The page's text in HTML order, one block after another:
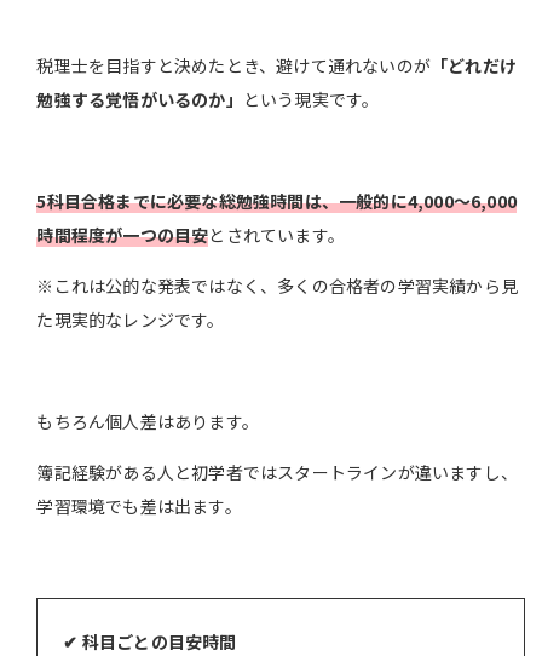
税理士を目指すと決めたとき、避けて通れないのが 「どれだけ
勉強する覚悟がいるのか」 という現実です。
5科目合格までに必要な総勉強時間は、一般的に4,000〜6,000
時間程度が一つの目安とされています。
※これは公的な発表ではなく、多くの合格者の学習実績から見
た現実的なレンジです。
もちろん個人差はあります。
簿記経験がある人と初学者ではスタートラインが違いますし、
学習環境でも差は出ます。
✔ 科目ごとの目安時間